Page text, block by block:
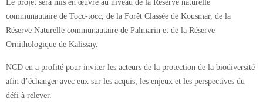
Le projet sera mis en œuvre au niveau de la Réserve naturelle
communautaire de Tocc-tocc, de la Forêt Classée de Kousmar, de la
Réserve Naturelle communautaire de Palmarin et de la Réserve
Ornithologique de Kalissay.
NCD en a profité pour inviter les acteurs de la protection de la biodiversité
afin d’échanger avec eux sur les acquis, les enjeux et les perspectives du
défi à relever.